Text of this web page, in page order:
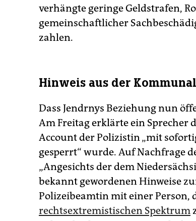
verhängte geringe Geldstrafen,
gemeinschaftlicher
zahlen.
Hinweis aus der
Dass Jendrnys Beziehung nun
Am Freitag erklärte ein Sprecher
Account der Polizistin „mit
gesperrt“ wurde. Auf Nachfrage
„Angesichts der dem
bekannt gewordenen Hinweise
Polizeibeamtin mit einer Person,
rechtsextremistischen Spektrum